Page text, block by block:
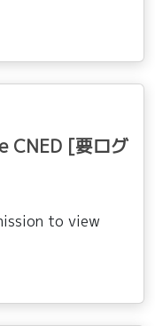
CNED [要ログ
to view